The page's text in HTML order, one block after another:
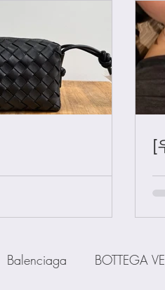
[
Balenciaga BOTTEGA